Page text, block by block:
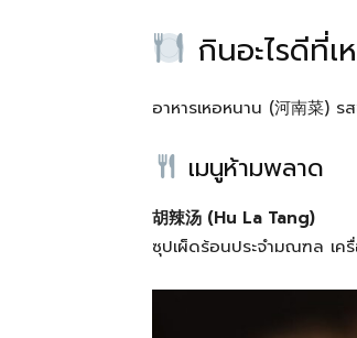
o
k
er
กินอะไรดีที่เ
อาหารเหอหนาน (河南菜)
เมนูห้ามพลาด
胡辣汤 (Hu La Tang)
ซุปเผ็ดร้อนประจำมณฑล เค